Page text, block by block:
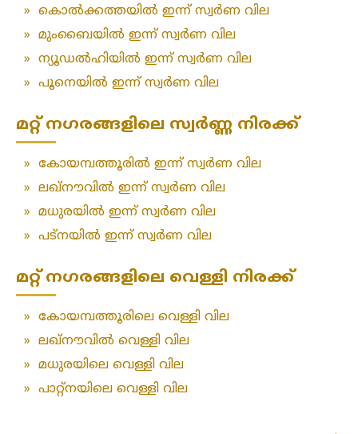
» കൊൽക്കത്തയിൽ ഇന്ന് സ്വർണ വില
» മുംബൈയിൽ ഇന്ന് സ്വർണ വില
» ന്യൂഡൽഹിയിൽ ഇന്ന് സ്വർണ വില
» പൂനെയിൽ ഇന്ന് സ്വർണ വില
മറ്റ് നഗരങ്ങളിലെ സ്വർണ്ണ നിരക്ക്
» കോയമ്പത്തൂരിൽ ഇന്ന് സ്വർണ വില
» ലഖ്‌നൗവിൽ ഇന്ന് സ്വർണ വില
» മധുരയിൽ ഇന്ന് സ്വർണ വില
» പട്‌നയിൽ ഇന്ന് സ്വർണ വില
മറ്റ് നഗരങ്ങളിലെ വെള്ളി നിരക്ക്
» കോയമ്പത്തൂരിലെ വെള്ളി വില
» ലഖ്‌നൗവിൽ വെള്ളി വില
» മധുരയിലെ വെള്ളി വില
» പാറ്റ്നയിലെ വെള്ളി വില